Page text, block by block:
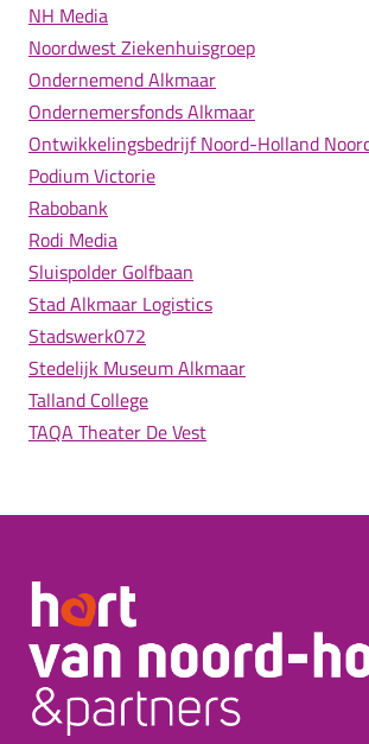
NH Media
Noordwest Ziekenhuisgroep
Ondernemend Alkmaar
Ondernemersfonds Alkmaar
Ontwikkelingsbedrijf Noord-Holland
Podium Victorie
Rabobank
Rodi Media
Sluispolder Golfbaan
Stad Alkmaar Logistics
Stadswerk072
Stedelijk Museum Alkmaar
Talland College
TAQA Theater De Vest